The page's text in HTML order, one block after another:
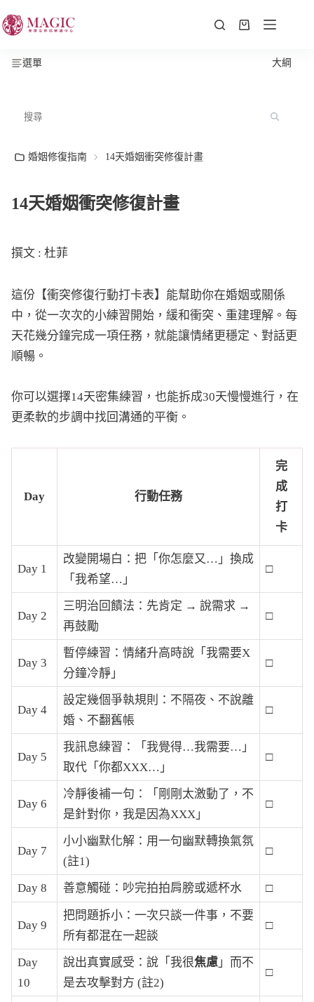
選單 大綱
婚姻修復指南 14天婚姻衝突修復計畫
14天婚姻衝突修復計畫
撰文 : 杜菲
這份【衝突修復行動打卡表】能幫助你在婚姻或關係
中，從一次次的小練習開始，緩和衝突、重建理解。每
天花幾分鐘完成一項任務，就能讓情緒更穩定、對話更
順暢。
你可以選擇14天密集練習，也能拆成30天慢慢進行，在
更柔軟的步調中找回溝通的平衡。
Day 行動任務
完
成
打
卡
Day 1
改變開場白：把「你怎麼又…」換成
「我希望…」
□
Day 2
三明治回饋法：先肯定 → 說需求 →
再鼓勵
□
Day 3
暫停練習：情緒升高時說「我需要X
分鐘冷靜」
□
Day 4
設定幾個爭執規則：不隔夜、不說離
婚、不翻舊帳
□
Day 5
我訊息練習：「我覺得…我需要…」
取代「你都XXX…」
□
Day 6
冷靜後補一句：「剛剛太激動了，不
是針對你，我是因為XXX」
□
Day 7
小小幽默化解：用一句幽默轉換氣氛
(註1)
□
Day 8 善意觸碰：吵完拍拍肩膀或遞杯水 □
Day 9
把問題拆小：一次只談一件事，不要
所有都混在一起談
□
Day
10
說出真實感受：說「我很焦慮 」而不
是去攻擊對方 (註2)
□